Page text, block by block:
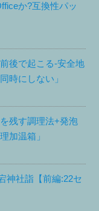
か?互換性パッ
後で起こる-安全地
時にしない」
残す調理法+発泡
加温箱」
神社詣【前編:22セ